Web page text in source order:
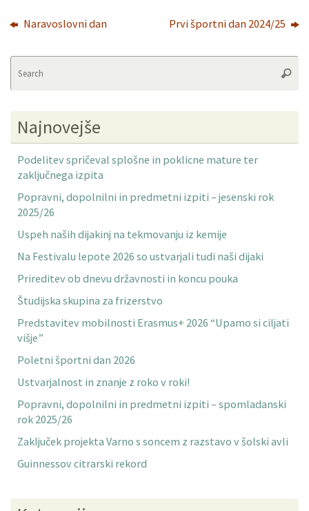
Naravoslovni dan Prvi športni dan 2024/25
Najnovejše
Podelitev spričeval splošne in poklicne mature ter
zaključnega izpita
Popravni, dopolnilni in predmetni izpiti – jesenski rok
2025/26
Uspeh naših dijakinj na tekmovanju iz kemije
Na Festivalu lepote 2026 so ustvarjali tudi naši dijaki
Prireditev ob dnevu državnosti in koncu pouka
Študijska skupina za frizerstvo
Predstavitev mobilnosti Erasmus+ 2026 “Upamo si ciljati
višje”
Poletni športni dan 2026
Ustvarjalnost in znanje z roko v roki!
Popravni, dopolnilni in predmetni izpiti – spomladanski
rok 2025/26
Zaključek projekta Varno s soncem z razstavo v šolski avli
Guinnessov citrarski rekord